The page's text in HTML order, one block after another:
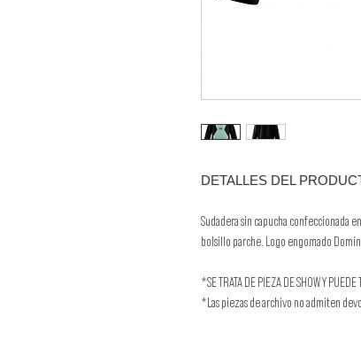
DETALLES DEL
Sudadera sin capucha confeccionada
bolsillo parche. Logo engomado
*SE TRATA DE PIEZA DE SHOW Y PUEDE
*Las piezas de archivo no admiten